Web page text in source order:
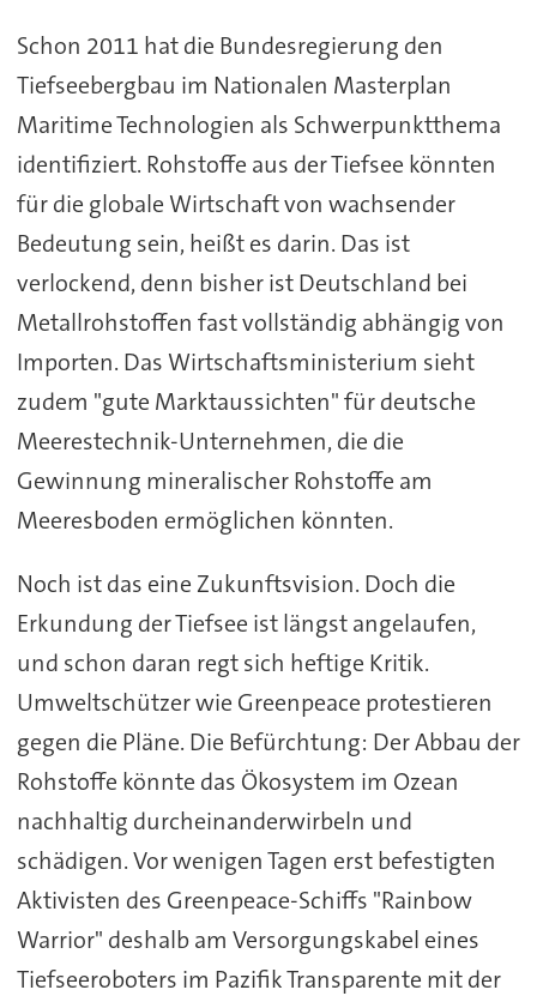
Schon 2011 hat die Bundesregierung den
Tiefseebergbau im Nationalen Masterplan
Maritime Technologien als Schwerpunktthema
identifiziert. Rohstoffe aus der Tiefsee könnten
für die globale Wirtschaft von wachsender
Bedeutung sein, heißt es darin. Das ist
verlockend, denn bisher ist Deutschland bei
Metallrohstoffen fast vollständig abhängig von
Importen. Das Wirtschaftsministerium sieht
zudem "gute Marktaussichten" für deutsche
Meerestechnik-Unternehmen, die die
Gewinnung mineralischer Rohstoffe am
Meeresboden ermöglichen könnten.
Noch ist das eine Zukunftsvision. Doch die
Erkundung der Tiefsee ist längst angelaufen,
und schon daran regt sich heftige Kritik.
Umweltschützer wie Greenpeace protestieren
gegen die Pläne. Die Befürchtung: Der Abbau der
Rohstoffe könnte das Ökosystem im Ozean
nachhaltig durcheinanderwirbeln und
schädigen. Vor wenigen Tagen erst befestigten
Aktivisten des Greenpeace-Schiffs "Rainbow
Warrior" deshalb am Versorgungskabel eines
Tiefseeroboters im Pazifik Transparente mit der